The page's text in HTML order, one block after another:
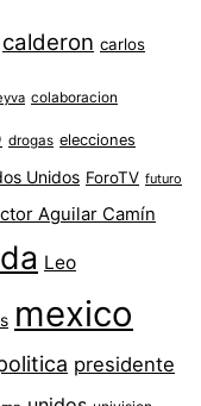
calderon carlos
colaboracion
drogas elecciones
Unidos ForoTV futuro
Aguilar Camín
Leo
mexico
presidente